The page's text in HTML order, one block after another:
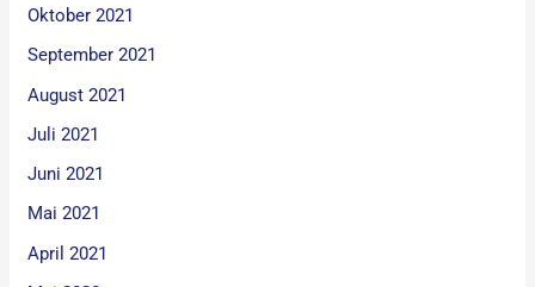
Oktober 2021
September 2021
August 2021
Juli 2021
Juni 2021
Mai 2021
April 2021